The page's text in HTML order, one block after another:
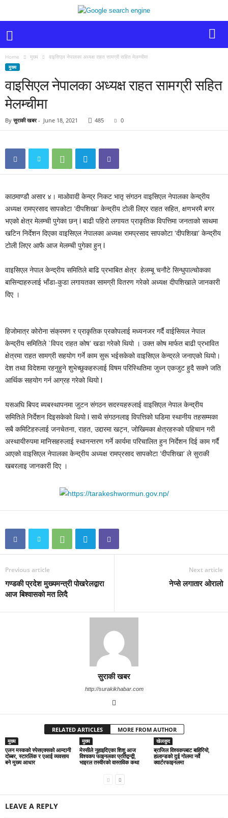
Home मुख्य वाइसिएल नेपालका अध्यक्ष राहत सामग्री सहित मेलम्चीमा
मुख्य
वाइसिएल नेपालका अध्यक्ष राहत सामग्री सहित
मेलम्चीमा
By सुराकी खबर- June 18, 2021 485 0
काठमाण्डौ असार ४। माओवादी केन्द्र निकट भातृ संगठन वाइसिएल नेपालका केन्द्रीय
अध्यक्ष रामप्रसाद सापकोटा ‘दीपशिखा’ केन्द्रीय टोली लिएर राहत सहित, क्षणभरमै बगर
भएको क्षेत्र मेलम्ची पुगेका छन् l बाढी पहिरो लगायत प्राकृतिक विपत्तिमा जनताको साथमा
खटिन निर्देशन दिएका वाइसिएल नेपालका अध्यक्ष रामप्रसाद सापकोटा ‘दीपशिखा’ केन्द्रीय
टोली लिएर आफै आज मेलम्ची पुगेका हुन् l
वाइसिएल नेपाल केन्द्रीय समितिले बाढि प्रभाबित क्षेत्र हेलम्बू चनौटे सिन्धुपाल्चोकका
बासिन्दाहरुलाई भाँडा-कुडा लगायतका सामग्री वितरण गरेको अध्यक्ष दीपशिखाले जानकारी
दिए ।
हिजोमात्र कोरोना संक्रमण र प्राकृतिक प्रकोपलाई मध्यनजर गर्दै वाईसियल नेपाल
केन्द्रीय समितिले `विपद राहत कोष’ खडा गरेको थियो । उक्त कोष मार्फत बाढी प्रभावित
क्षेत्रमा राहत सामग्री सहयोग गर्ने काम सुरू भईसकेको वाइसिएल केन्द्रले जनाएको थियो।
देश तथा विदेशमा रहनुहुने शुभेच्छुकहरुलाई विषम परिस्थितिमा जुध्न एकजुट हुदै सक्ने जति
आर्थिक सहयोग गर्न आग्रह गरेको थियो l
यसअघि बिपद ब्यबस्थापनमा जुटन संगठन सदस्यहरुलाई वाइसिएल नेपाल केन्द्रीय
समितिले निर्देशन दिइसकेको थियो l साथै संगठनलाइ विपत्तिको घडिमा स्थानीय तहसम्मका
सबै कमिटिहरुलाई जनचेतना, राहत, उद्दारमा खट्न, जोखिमका क्षेत्रहरुको पहिचान गरी
अस्थायीरुपमा मानिसहरुलाई स्थानन्तरण गर्ने कार्यमा परिचालित हुन निर्देशन दिई काम गर्दै
आएको वाइसिएल नेपालका केन्द्रीय अध्यक्ष रामप्रसाद सापकोटा ‘दीपशिखा’ ले सुराकी
खबरलाइ जानकारी दिए ।
Previous article
गण्डकी प्रदेश मुख्यमन्त्री पोखरेलद्वारा
आज बिश्वासको मत लिदै
Next article
नेप्से लगातार ओरालो
सुराकी खबर
http://surakikhabar.com
RELATED ARTICLES MORE FROM AUTHOR
मुख्य
एलन मस्कको स्पेसएक्सको आम्दानी
दोब्बर, स्टारलिंक र एआई व्यवसाय
बने मुख्य आधार
मुख्य
मेस्सीले नुहाइदिएका शिशु आज
विश्वकप फाइनलका प्रतिद्वन्द्वी,
भाइरल तस्वीरको वास्तविक कथा
खेलकुद
ब्राजिल विश्वकपबाट बाहिरियो,
हालान्डको दुई गोलमा नर्वे
क्वार्टरफाइनलमा
LEAVE A REPLY